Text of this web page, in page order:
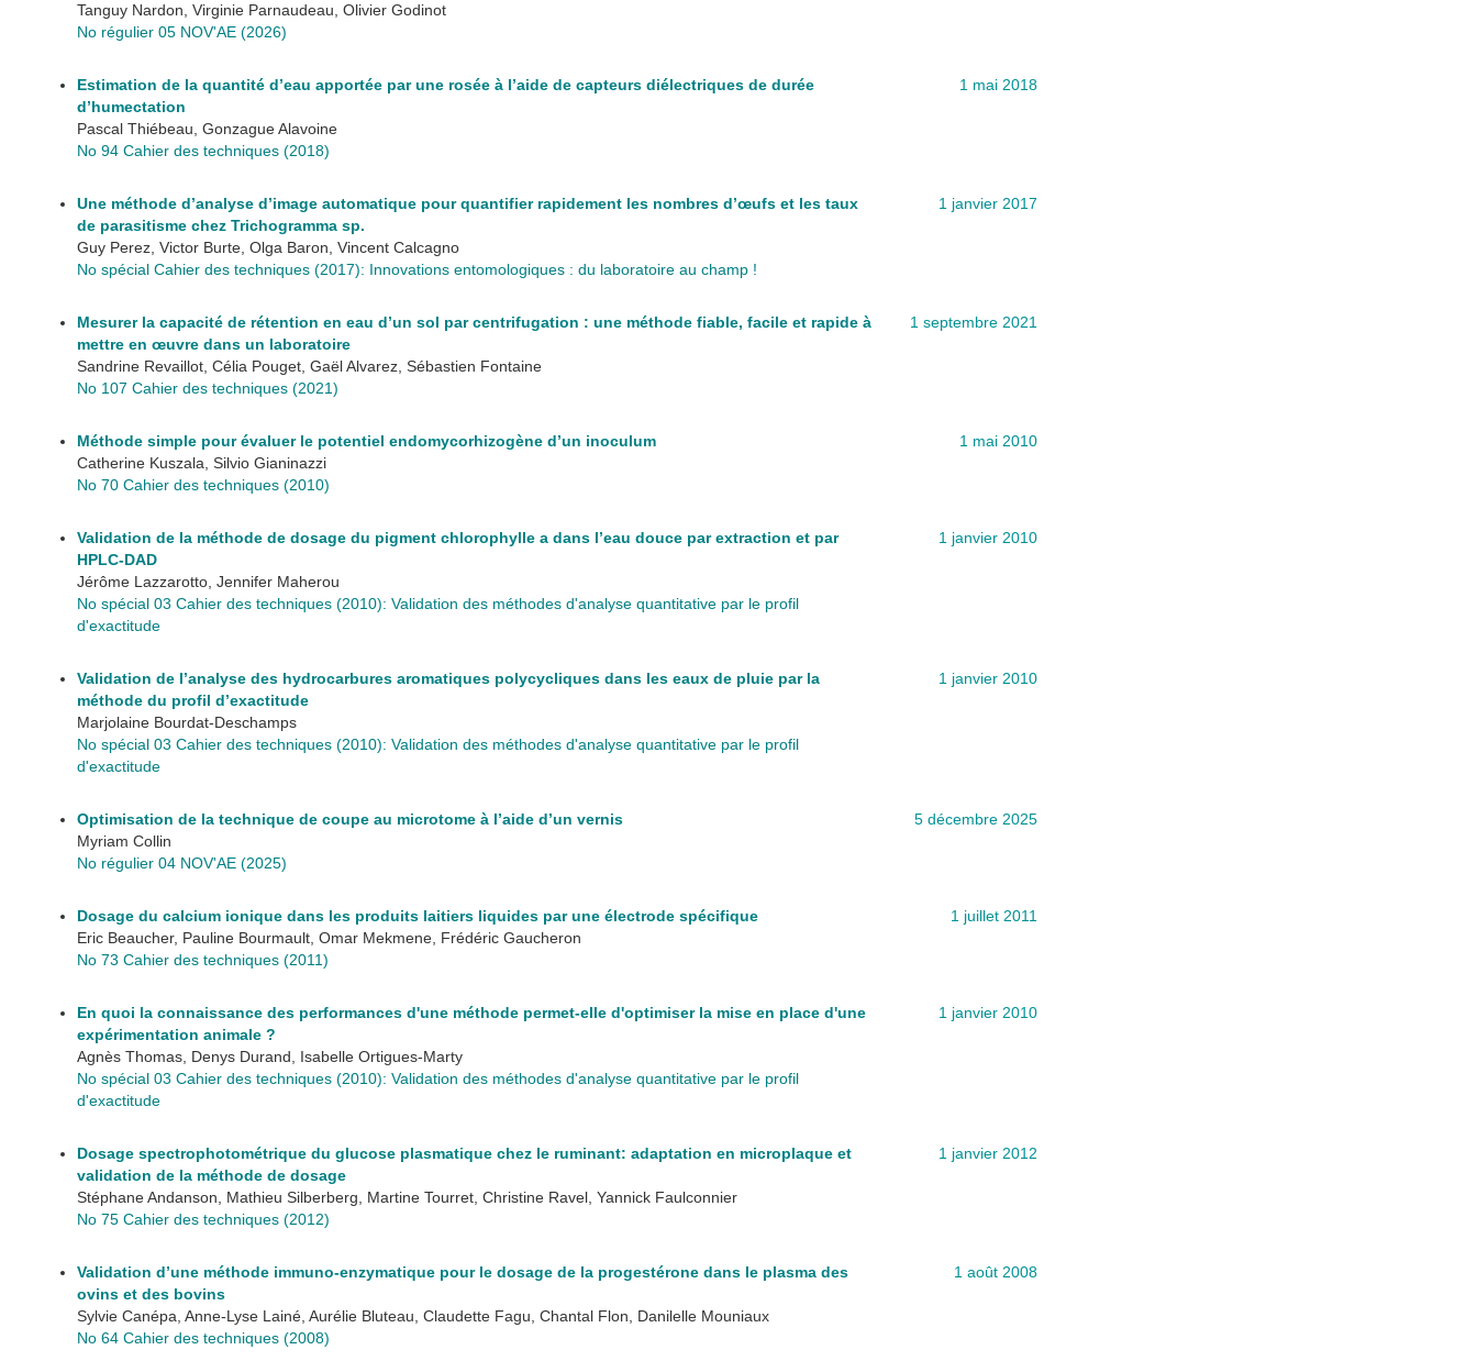
Tanguy Nardon, Virginie Parnaudeau, Olivier Godinot
No régulier 05 NOV'AE (2026)
1 mai 2018
Estimation de la quantité d’eau apportée par une rosée à l’aide de capteurs diélectriques de durée
d’humectation
Pascal Thiébeau, Gonzague Alavoine
No 94 Cahier des techniques (2018)
1 janvier 2017
Une méthode d’analyse d’image automatique pour quantifier rapidement les nombres d’œufs et les taux
de parasitisme chez Trichogramma sp.
Guy Perez, Victor Burte, Olga Baron, Vincent Calcagno
No spécial Cahier des techniques (2017): Innovations entomologiques : du laboratoire au champ !
1 septembre 2021
Mesurer la capacité de rétention en eau d’un sol par centrifugation : une méthode fiable, facile et rapide à
mettre en œuvre dans un laboratoire
Sandrine Revaillot, Célia Pouget, Gaël Alvarez, Sébastien Fontaine
No 107 Cahier des techniques (2021)
1 mai 2010
Méthode simple pour évaluer le potentiel endomycorhizogène d’un inoculum
Catherine Kuszala, Silvio Gianinazzi
No 70 Cahier des techniques (2010)
1 janvier 2010
Validation de la méthode de dosage du pigment chlorophylle a dans l’eau douce par extraction et par
HPLC-DAD
Jérôme Lazzarotto, Jennifer Maherou
No spécial 03 Cahier des techniques (2010): Validation des méthodes d'analyse quantitative par le profil
d'exactitude
1 janvier 2010
Validation de l’analyse des hydrocarbures aromatiques polycycliques dans les eaux de pluie par la
méthode du profil d’exactitude
Marjolaine Bourdat-Deschamps
No spécial 03 Cahier des techniques (2010): Validation des méthodes d'analyse quantitative par le profil
d'exactitude
5 décembre 2025
Optimisation de la technique de coupe au microtome à l’aide d’un vernis
Myriam Collin
No régulier 04 NOV'AE (2025)
1 juillet 2011
Dosage du calcium ionique dans les produits laitiers liquides par une électrode spécifique
Eric Beaucher, Pauline Bourmault, Omar Mekmene, Frédéric Gaucheron
No 73 Cahier des techniques (2011)
1 janvier 2010
En quoi la connaissance des performances d'une méthode permet-elle d'optimiser la mise en place d'une
expérimentation animale ?
Agnès Thomas, Denys Durand, Isabelle Ortigues-Marty
No spécial 03 Cahier des techniques (2010): Validation des méthodes d'analyse quantitative par le profil
d'exactitude
1 janvier 2012
Dosage spectrophotométrique du glucose plasmatique chez le ruminant: adaptation en microplaque et
validation de la méthode de dosage
Stéphane Andanson, Mathieu Silberberg, Martine Tourret, Christine Ravel, Yannick Faulconnier
No 75 Cahier des techniques (2012)
1 août 2008
Validation d’une méthode immuno-enzymatique pour le dosage de la progestérone dans le plasma des
ovins et des bovins
Sylvie Canépa, Anne-Lyse Lainé, Aurélie Bluteau, Claudette Fagu, Chantal Flon, Danilelle Mouniaux
No 64 Cahier des techniques (2008)